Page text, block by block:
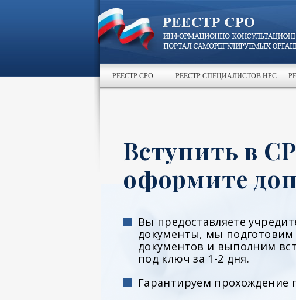
РЕЕСТР СРО РЕЕСТР СПЕЦИАЛИСТОВ НРС
Вступить в
оформите
Вы предоставляете
документы, мы подготовим
документов и выполним
под ключ за 1-2 дня.
Гарантируем прохождение